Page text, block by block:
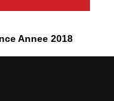
Annee 2018